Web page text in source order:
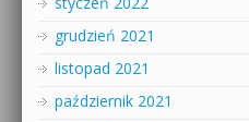
grudzień 2021
listopad 2021
październik 2021